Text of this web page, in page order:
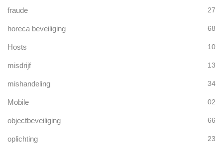
fraude 27
horeca beveiliging 68
Hosts 10
misdrijf 13
mishandeling 34
Mobile 02
objectbeveiliging 66
oplichting 23